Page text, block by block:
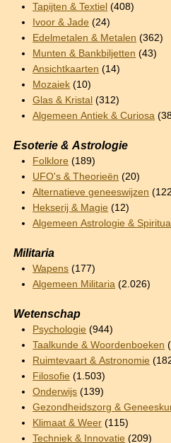
Tapijten & Textiel (408)
Ivoor & Jade (24)
Edelmetalen & Metalen (362)
Munten & Bankbiljetten (43)
Ansichtkaarten (14)
Mozaiek (10)
Glas & Kristal (312)
Algemeen Antiek & Curiosa
Esoterie & Astrologie
Folklore (189)
UFO's & Theorieën (20)
Alternatieve geneeswijzen
Hekserij & Magie (12)
Algemeen Astrologie &
Militaria
Wapens (177)
Algemeen Militaria (2.026)
Wetenschap
Psychologie (944)
Taalkunde & Woordenboeken
Ruimtevaart & Astronomie
Filosofie (1.503)
Onderwijs (139)
Gezondheidszorg &
Klimaat & Weer (115)
Techniek & Innovatie (209)